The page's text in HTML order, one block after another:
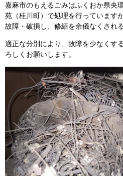
嘉麻市のもえるごみはふくおか県央
苑（桂川町）で処理を行っています
故障・破損し、修繕を余儀なくされ
適正な分別により、故障を少なくす
ろしくお願いします。